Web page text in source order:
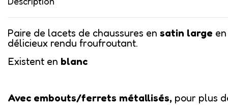
Paire de lacets de chaussures en satin large
délicieux rendu froufroutant.
Existent en blanc
Avec embouts/ferrets métallisés, pour plus